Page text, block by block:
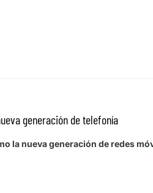
generación de telefonía
la nueva generación de redes